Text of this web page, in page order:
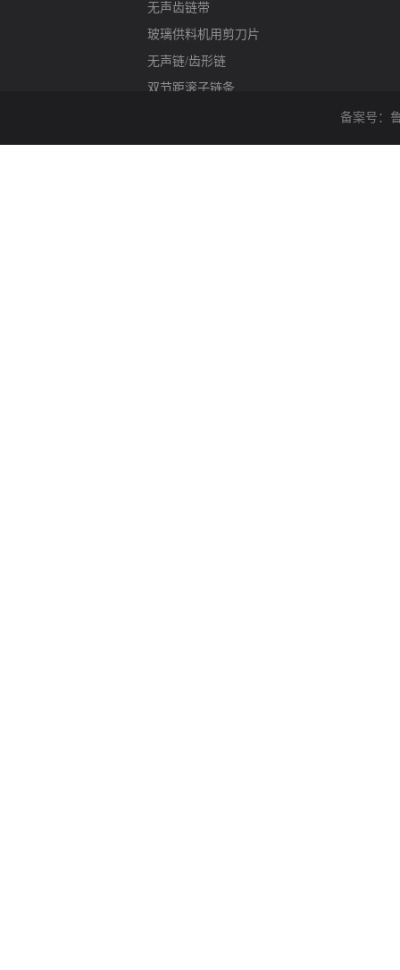
无声齿链带
玻璃供料机用剪刀片
无声链/齿形链
双节距滚子链条
热锻造件降温输送机
备案号：